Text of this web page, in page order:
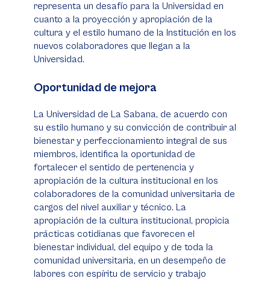
representa un desafío para la Universidad en
cuanto a la proyección y apropiación de la
cultura y el estilo humano de la Institución en los
nuevos colaboradores que llegan a la
Universidad.
Oportunidad de mejora
La Universidad de La Sabana, de acuerdo con
su estilo humano y su convicción de contribuir al
bienestar y perfeccionamiento integral de sus
miembros, identifica la oportunidad de
fortalecer el sentido de pertenencia y
apropiación de la cultura institucional en los
colaboradores de la comunidad universitaria de
cargos del nivel auxiliar y técnico. La
apropiación de la cultura institucional, propicia
prácticas cotidianas que favorecen el
bienestar individual, del equipo y de toda la
comunidad universitaria, en un desempeño de
labores con espíritu de servicio y trabajo